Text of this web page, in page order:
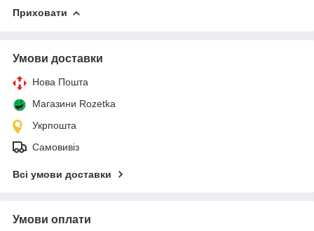
Приховати
Умови доставки
Нова Пошта
Магазини Rozetka
Укрпошта
Самовивіз
Всі умови доставки
Умови оплати